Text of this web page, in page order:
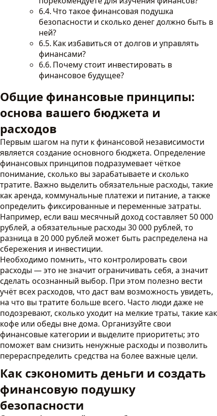
Что такое финансовая подушка
безопасности и сколько денег должно быть в
ней?
Как избавиться от долгов и управлять
финансами?
Почему стоит инвестировать в
финансовое будущее?
Общие финансовые принципы:
основа вашего бюджета и
расходов
Первым шагом на пути к финансовой независимости
является создание основного бюджета. Определение
финансовых принципов подразумевает чёткое
понимание, сколько вы зарабатываете и сколько
тратите. Важно выделить обязательные расходы, такие
как аренда, коммунальные платежи и питание, а также
определить фиксированные и переменные затраты.
Например, если ваш месячный доход составляет 50 000
рублей, а обязательные расходы 30 000 рублей, то
разница в 20 000 рублей может быть распределена на
сбережения и инвестиции.
Необходимо помнить, что контролировать свои
расходы — это не значит ограничивать себя, а значит
сделать осознанный выбор. При этом полезно вести
учёт всех расходов, что даст вам возможность увидеть,
на что вы тратите больше всего. Часто люди даже не
подозревают, сколько уходит на мелкие траты, такие как
кофе или обеды вне дома. Организуйте свои
финансовые категории и выделите приоритеты; это
поможет вам снизить ненужные расходы и позволить
перераспределить средства на более важные цели.
Как сэкономить деньги и создать
финансовую подушку
безопасности